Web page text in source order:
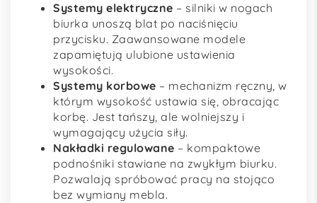
Systemy elektryczne – silniki w nogach
biurka unoszą blat po naciśnięciu
przycisku. Zaawansowane modele
zapamiętują ulubione ustawienia
wysokości.
Systemy korbowe – mechanizm ręczny, w
którym wysokość ustawia się, obracając
korbę. Jest tańszy, ale wolniejszy i
wymagający użycia siły.
Nakładki regulowane – kompaktowe
podnośniki stawiane na zwykłym biurku.
Pozwalają spróbować pracy na stojąco
bez wymiany mebla.